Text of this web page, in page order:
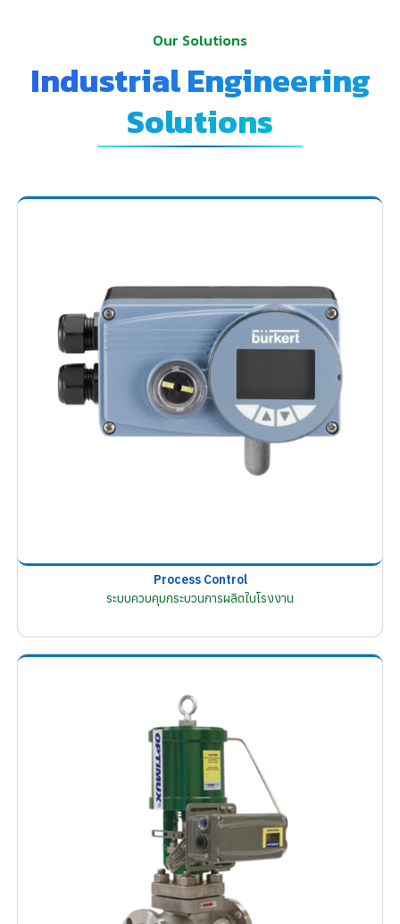
Our Solutions
Industrial Engineering
Solutions
Process Control
ระบบควบคุมกระบวนการผลิตในโรงงาน